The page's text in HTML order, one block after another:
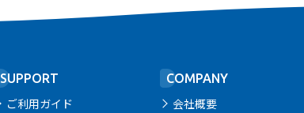
SUPPORT
ご利用ガイド
COMPANY
会社概要